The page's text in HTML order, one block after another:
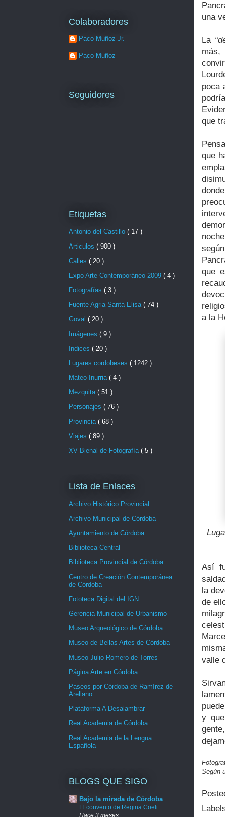
una
La
poca
que
que
que
a la
Así
la
de
valle
y
Según
Colaboradores
Paco Muñoz Jr.
Paco Muñoz
Seguidores
Etiquetas
Antonio del Castillo ( 17 )
Articulos ( 900 )
Calles ( 20 )
Expo Arte Contemporáneo 2009 ( 4 )
Fotografías ( 3 )
Fuente Agria Santa Elisa ( 74 )
Goval ( 20 )
Imágenes ( 9 )
Indices ( 20 )
Lugares cordobeses ( 1242 )
Mateo Inurria ( 4 )
Mezquita ( 51 )
Personajes ( 76 )
Provincia ( 68 )
Viajes ( 89 )
XV Bienal de Fotografía ( 5 )
Lista de Enlaces
Archivo Histórico Provincial
Archivo Municipal de Córdoba
Ayuntamiento de Córdoba
Biblioteca Central
Biblioteca Provincial de Córdoba
Centro de Creación Contemporánea
de Córdoba
Fototeca Digital del IGN
Gerencia Municipal de Urbanismo
Museo Arqueológico de Córdoba
Museo de Bellas Artes de Córdoba
Museo Julio Romero de Torres
Página Arte en Córdoba
Paseos por Córdoba de Ramírez de
Arellano
Plataforma A Desalambrar
Real Academia de Córdoba
Real Academia de la Lengua
Española
BLOGS QUE SIGO
Bajo la mirada de Córdoba
El convento de Regina Coeli
Hace 3 meses